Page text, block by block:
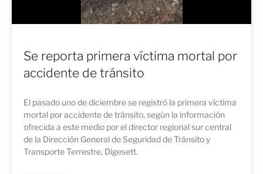
Se reporta primera víctima mortal por
accidente de tránsito
El pasado uno de diciembre se registró la primera víctima
mortal por accidente de tránsito, según la información
ofrecida a este medio por el director regional sur central
de la Dirección General de Seguridad de Tránsito y
Transporte Terrestre, Digesett.